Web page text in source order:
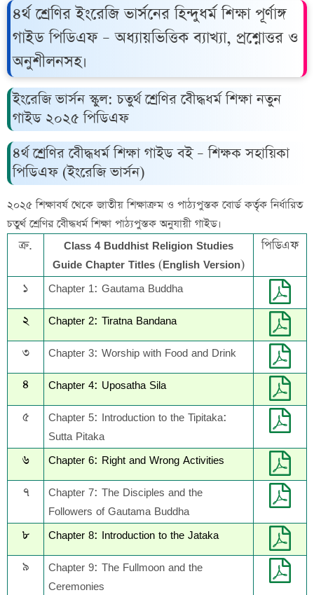
৪র্থ শ্রেণির ইংরেজি ভার্সনের হিন্দুধর্ম শিক্ষা পূর্ণাঙ্গ
গাইড পিডিএফ – অধ্যায়ভিত্তিক ব্যাখ্যা, প্রশ্নোত্তর ও
অনুশীলনসহ।
ইংরেজি ভার্সন স্কুল: চতুর্থ শ্রেণির বেীদ্ধধর্ম শিক্ষা নতুন
গাইড ২০২৫ পিডিএফ
৪র্থ শ্রেণির বেীদ্ধধর্ম শিক্ষা গাইড বই – শিক্ষক সহায়িকা
পিডিএফ (ইংরেজি ভার্সন)
২০২৫ শিক্ষাবর্ষ থেকে জাতীয় শিক্ষাক্রম ও পাঠ্যপুস্তক বোর্ড কর্তৃক নির্ধারিত
চতুর্থ শ্রেণির বেীদ্ধধর্ম শিক্ষা পাঠ্যপুস্তক অনুযায়ী গাইড।
ক্র.
Class 4 Buddhist Religion Studies
Guide Chapter Titles (English Version)
পিডিএফ
১
Chapter 1: Gautama Buddha
২
Chapter 2: Tiratna Bandana
৩
Chapter 3: Worship with Food and Drink
৪
Chapter 4: Uposatha Sila
৫
Chapter 5: Introduction to the Tipitaka:
Sutta Pitaka
৬
Chapter 6: Right and Wrong Activities
৭
Chapter 7: The Disciples and the
Followers of Gautama Buddha
৮
Chapter 8: Introduction to the Jataka
৯
Chapter 9: The Fullmoon and the
Ceremonies